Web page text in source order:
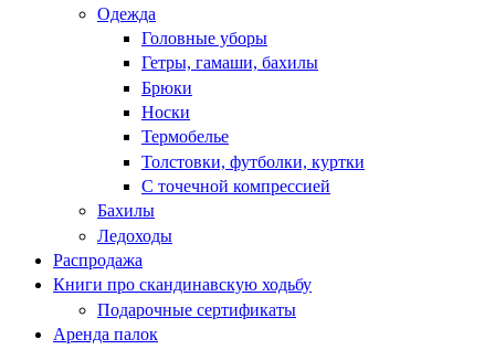
Одежда
Головные уборы
Гетры, гамаши, бахилы
Брюки
Носки
Термобелье
Толстовки, футболки, куртки
С точечной компрессией
Бахилы
Ледоходы
Распродажа
Книги про скандинавскую ходьбу
Подарочные сертификаты
Аренда палок